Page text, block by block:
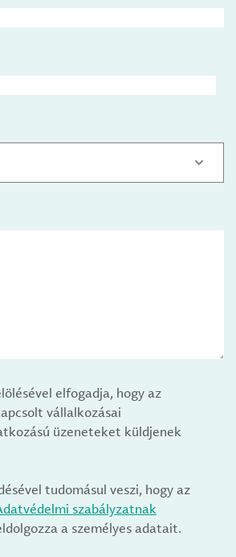
elfogadja, hogy az
vállalkozásai
üzeneteket küldjenek
tudomásul veszi, hogy az
szabályzatnak
a személyes adatait.